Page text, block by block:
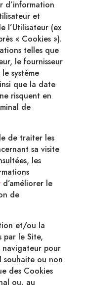
d’information
et
l’Utilisateur (ex
« Cookies »).
telles que
le fournisseur
système
que la date
risquent en
de
de traiter les
sa visite
les
d’améliorer le
de
et/ou la
par le Site,
navigateur pour
souhaite ou non
des Cookies
ou, au